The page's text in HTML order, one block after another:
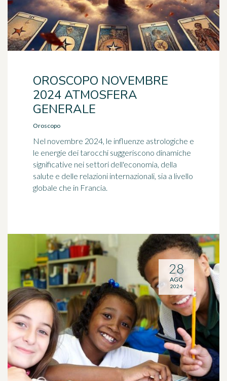
OROSCOPO NOVEMBRE
2024 ATMOSFERA
GENERALE
Oroscopo
Nel novembre 2024, le influenze astrologiche e
le energie dei tarocchi suggeriscono dinamiche
significative nei settori dell'economia, della
salute e delle relazioni internazionali, sia a livello
globale che in Francia.
28
AGO
2024